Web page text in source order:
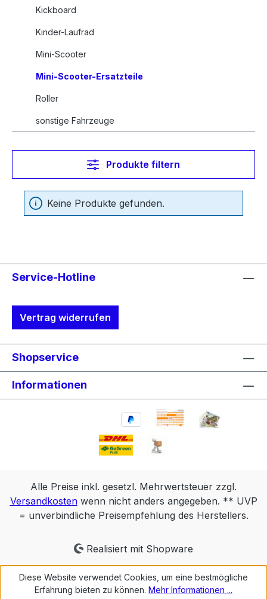
Kickboard
Kinder-Laufrad
Mini-Scooter
Mini-Scooter-Ersatzteile
Roller
sonstige Fahrzeuge
Produkte filtern
Keine Produkte gefunden.
Service-Hotline
Vertrag widerrufen
Shopservice
Informationen
Alle Preise inkl. gesetzl. Mehrwertsteuer zzgl.
Versandkostenwenn nicht anders angegeben. ** UVP
= unverbindliche Preisempfehlung des Herstellers.
Realisiert mit Shopware
Diese Website verwendet Cookies, um eine bestmögliche
Erfahrung bieten zu können. Mehr Informationen ...